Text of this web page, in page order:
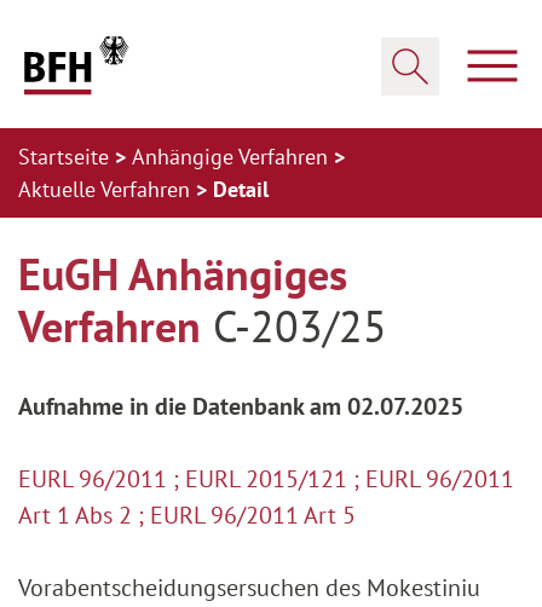
Startseite
Anhängige Verfahren
Aktuelle Verfahren
Detail
EuGH Anhängiges
Verfahren C-203/25
Aufnahme in die Datenbank am 02.07.2025
EURL 96/2011 ; EURL 2015/121 ; EURL 96/2011
Art 1 Abs 2 ; EURL 96/2011 Art 5
Vorabentscheidungsersuchen des Mokestiniu